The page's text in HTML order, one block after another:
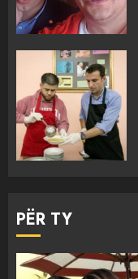
PËR TY
3
4